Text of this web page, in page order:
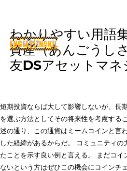
İçeriğeわかりやすい用語
資産（あんごうし
友DSアセットマネ
短期投資ならば大して影響しないが、長
を選ぶ方法としてその将来性を考慮する
述の通り、この通貨はミームコインと言
した経緯があるからだ。 コミュニティ
たことを示す良い例と言える。 まだコ
ないという方はぜひこの機会にコインチ